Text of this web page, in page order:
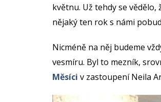
květnu. Už tehdy se
nějaký ten rok s námi
Nicméně na něj budeme
vesmíru. Byl to mezník,
Měsíci v zastoupení Neila